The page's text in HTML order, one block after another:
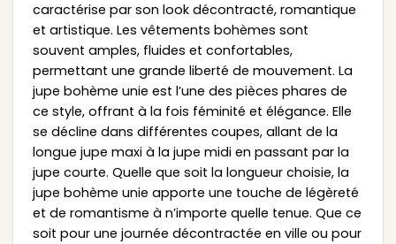
caractérise par son look décontracté, romantique
et artistique. Les vêtements bohèmes sont
souvent amples, fluides et confortables,
permettant une grande liberté de mouvement. La
jupe bohème unie est l’une des pièces phares de
ce style, offrant à la fois féminité et élégance. Elle
se décline dans différentes coupes, allant de la
longue jupe maxi à la jupe midi en passant par la
jupe courte. Quelle que soit la longueur choisie, la
jupe bohème unie apporte une touche de légèreté
et de romantisme à n’importe quelle tenue. Que ce
soit pour une journée décontractée en ville ou pour